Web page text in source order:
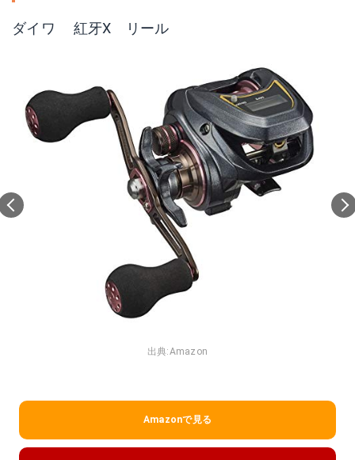
ダイワ 紅牙X リール
出典:Amazon
Amazonで見る